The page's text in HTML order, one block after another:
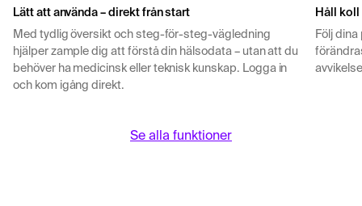
Lätt att använda – direkt från start
Med tydlig översikt och steg-för-steg-vägledning
hjälper zample dig att förstå din hälsodata – utan att du
behöver ha medicinsk eller teknisk kunskap. Logga in
och kom igång direkt.
Håll koll
Följ
Se alla funktioner